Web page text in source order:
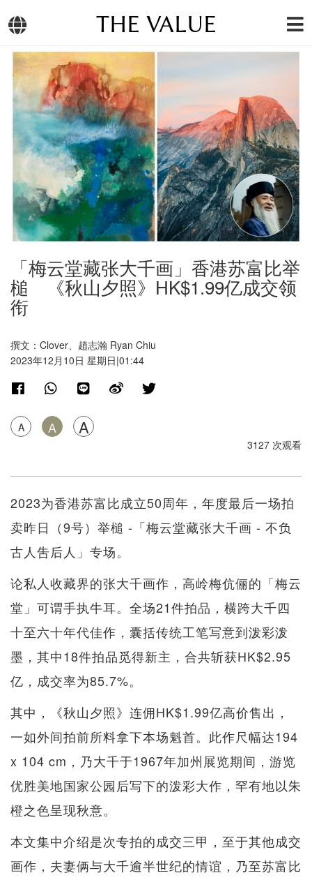
THE VALUE
「梅云堂藏张大千画」香港苏富比举
槌 《秋山夕照》HK$1.99亿成交领
衔
撰文：Clover、趙志瀚 Ryan Chiu
2023年12月10日 星期日|01:44
A A A
3127 次观看
2023为香港苏富比成立50周年，年度最后一场拍
卖昨日（9号）举槌 -「梅云堂藏张大千画 - 不负
古人吿后人」专场。
论私人收藏界的张大千画作，高岭梅伉俪的「梅云
堂」可谓手执牛耳。全场21件拍品，横跨大千四
十至六十年代佳作，囊括传统工笔写意到泼彩泼
墨，其中18件拍品觅得新主，合共斩获HK$2.95
亿，成交率为85.7%。
其中，《秋山夕照》连佣HK$1.99亿高价售出，
一如外间拍前所料拿下本场魁首。此作尺幅达194
x 104 cm，乃大千于1967年加州展览期间，游览
优胜美地国家公园后写下的泼彩大作，罕有地以朱
橙之色呈现秋意。
本文集中介绍是次专拍的成交三甲，至于其他成交
画作，夫妻俩与大千逾半世纪的情谊，乃至苏富比